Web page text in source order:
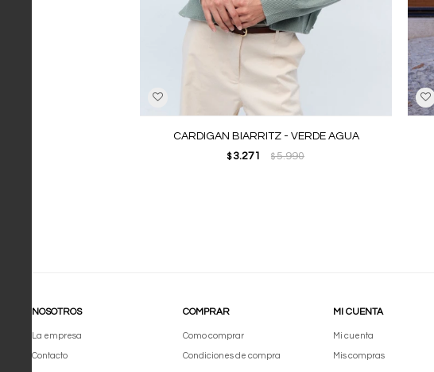
CARDIGAN BIARRITZ - VERDE AGUA
$3.271 $5.990
NOSOTROS
La empresa
Contacto
COMPRAR
Como comprar
Condiciones de compra
MI CUENTA
Mi cuenta
Mis compras